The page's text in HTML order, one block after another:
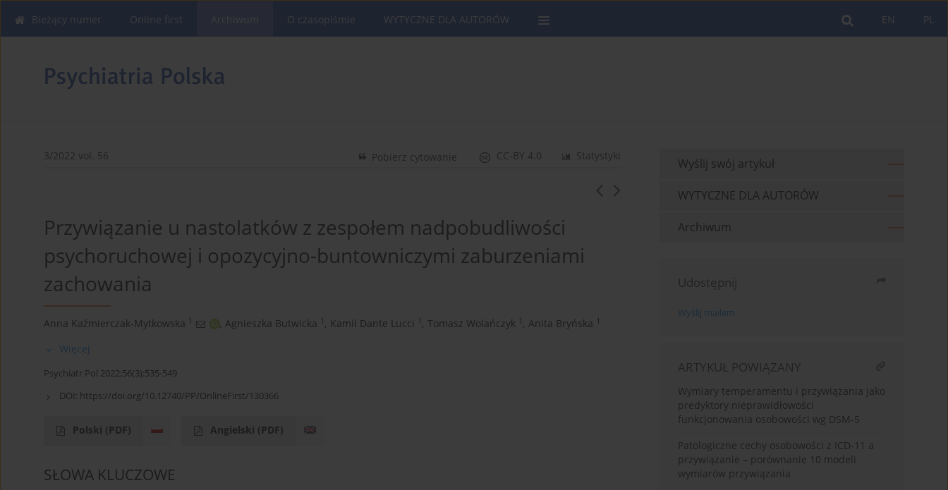
PL
EN
Bieżący numer Online first O czasopiśmie WYTYCZNE DLA AUTORÓW
3/2022 vol. 56 Statystyki
CC-BY 4.0
Pobierz cytowanie
Przywiązanie u nastolatków z zespołem nadpobudliwości
psychoruchowej i opozycyjno-buntowniczymi zaburzeniami
zachowania
Anna Kaźmierczak-Mytkowska 1 , Agnieszka Butwicka 1 , Kamil Dante Lucci 1 , Tomasz Wolańczyk 1 , Anita Bryńska 1
Więcej
Psychiatr Pol 2022;56(3):535-549
DOI: https://doi.org/10.12740/PP/OnlineFirst/130366
Polski (PDF) Angielski (PDF)
SŁOWA KLUCZOWE
Wyślij swój artykuł
WYTYCZNE DLA AUTORÓW
Archiwum
Udostępnij
Wyślij mailem
ARTYKUŁ POWIĄZANY
Wymiary temperamentu i przywiązania jako
predyktory nieprawidłowości
funkcjonowania osobowości wg DSM-5
Patologiczne cechy osobowości z ICD-11 a
przywiązanie – porównanie 10 modeli
wymiarów przywiązania